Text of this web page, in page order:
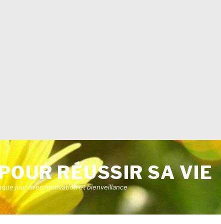
RÉUSSIR SA VIE
jour avec motivation et bienveillance